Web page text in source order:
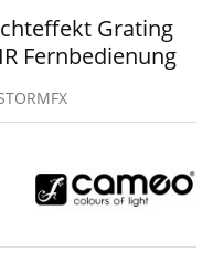
Grating
Fernbedienung